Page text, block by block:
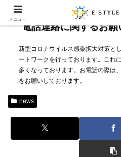
電話連絡に関するお願
新型コロナウイルス感染拡大対策と
ートワークを行っております。これ
多くなっております。お電話の際は
をお願いしております。
news
メニュー